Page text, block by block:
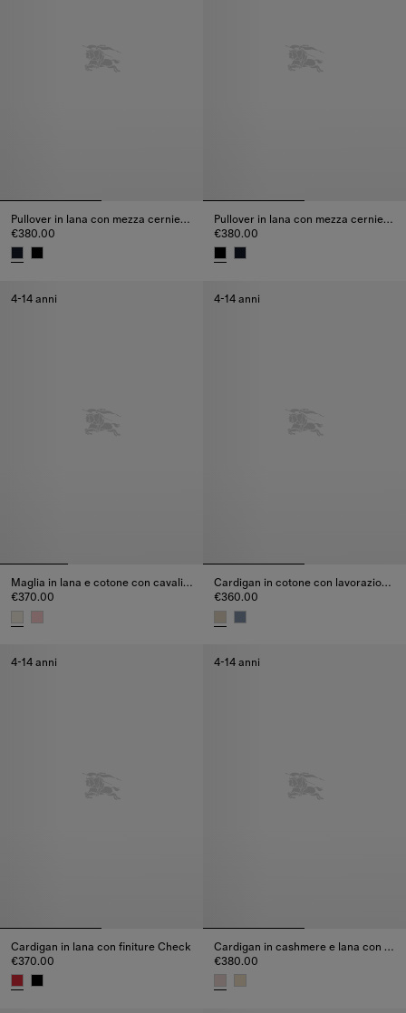
Pullover in lana con mezza cerniera e finiture Check
€380.00
Pullover in lana con mezza cerniera e finiture Check
€380.00
4-14 anni
Maglia in lana e cotone con cavaliere
€370.00
4-14 anni
Cardigan in cotone con lavorazione traforata
€360.00
4-14 anni
Cardigan in lana con finiture Check
€370.00
4-14 anni
Cardigan in cashmere e lana con toppe Check
€380.00